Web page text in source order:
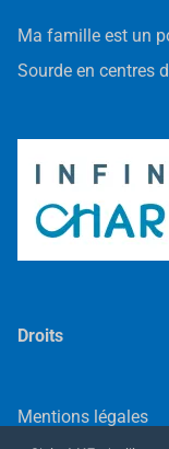
Ma famille est un
Sourde en centres
Droits
Mentions légales